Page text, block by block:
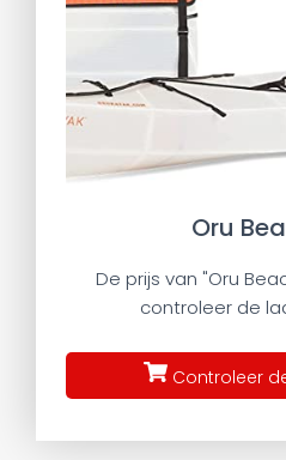
Oru
De prijs van "Oru
controleer de
Controleer